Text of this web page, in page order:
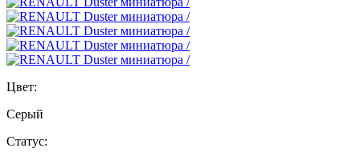
Цвет:
Серый
Статус: